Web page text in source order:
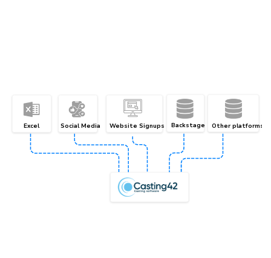
Social Media Website Signups Backstage Other platforms
Excel